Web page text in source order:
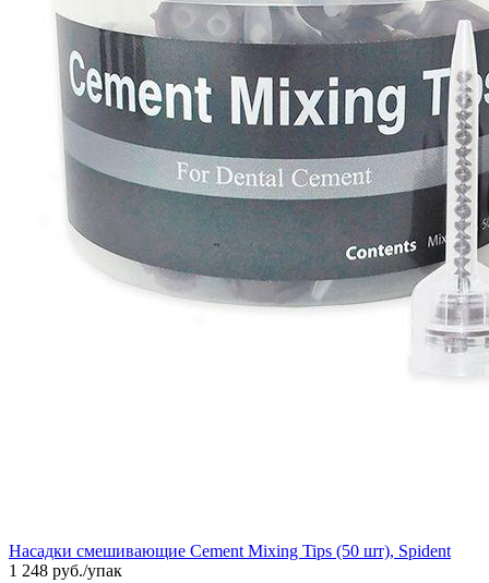
Насадки смешивающие Cement Mixing Tips (50 шт), Spident
1 248 руб./упак